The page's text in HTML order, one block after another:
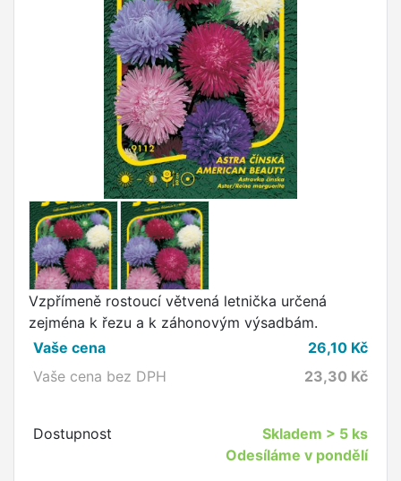
Vzpřímeně rostoucí větvená letnička určená
zejména k řezu a k záhonovým výsadbám.
Vaše cena
26,10 Kč
Vaše cena bez DPH
23,30 Kč
Dostupnost Skladem > 5 ks
Odesíláme v pondělí